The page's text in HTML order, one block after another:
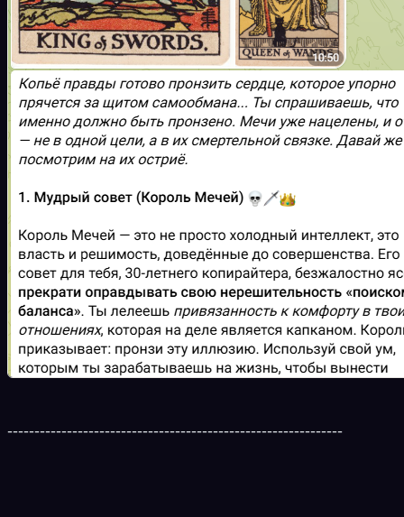
--------------------------------------------------------------